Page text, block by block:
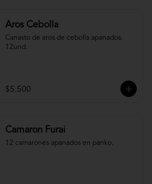
Aros Cebolla
Canasto de aros de cebolla apanados.
12und.
$5.500
Camaron Furai
12 camarones apanados en panko.